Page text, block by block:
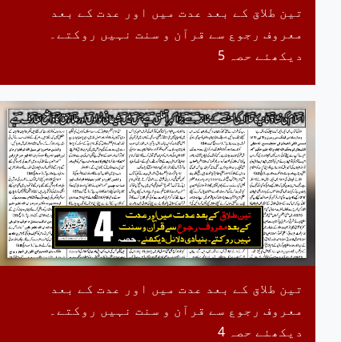
تین طلاق کے بعد عدت میں اور عدت کے بعد
معروف رجوع سے قرآن و سنت نہیں روکتے۔
دیکھئے حصہ 5
تین طلاق کے بعد عدت میں اور عدت کے بعد
معروف رجوع سے قرآن و سنت نہیں روکتے۔
دیکھئے حصہ 4